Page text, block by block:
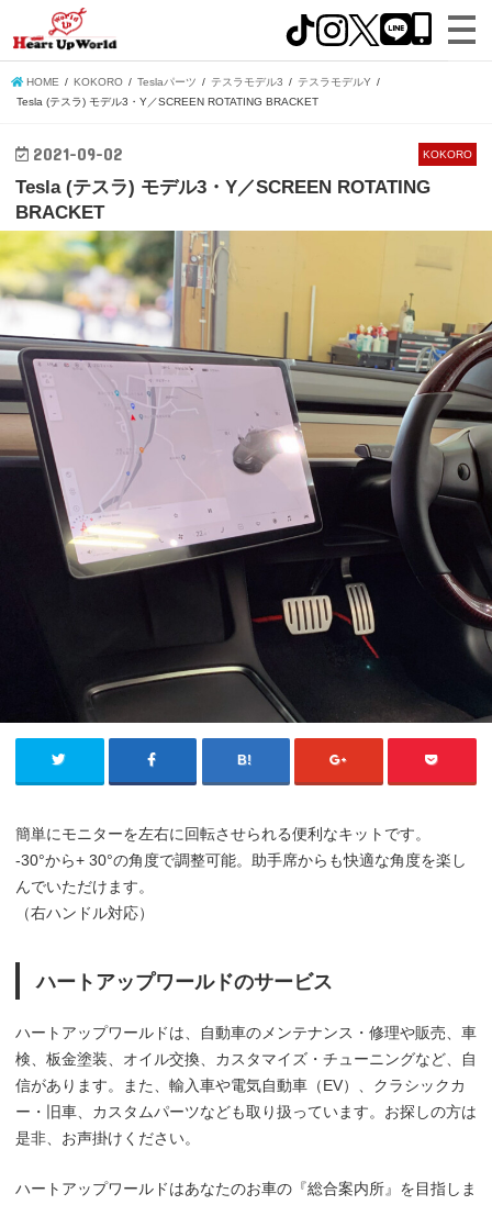
HOME KOKORO Teslaパーツ テスラモデル3
テスラモデルY
Tesla (テスラ) モデル3・Y／SCREEN ROTATING BRACKET
KOKORO
2021-09-02
Tesla (テスラ) モデル3・Y／SCREEN ROTATING
BRACKET
簡単にモニターを左右に回転させられる便利なキットです。
-30°から+ 30°の角度で調整可能。助手席からも快適な角度を楽し
んでいただけます。
（右ハンドル対応）
ハートアップワールドのサービス
ハートアップワールドは、自動車のメンテナンス・修理や販売、車
検、板金塗装、オイル交換、カスタマイズ・チューニングなど、自
信があります。また、輸入車や電気自動車（EV）、クラシックカ
ー・旧車、カスタムパーツなども取り扱っています。お探しの方は
是非、お声掛けください。
ハートアップワールドはあなたのお車の『総合案内所』を目指しま